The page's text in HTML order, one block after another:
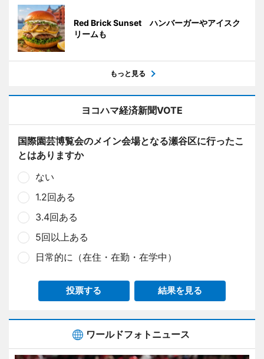
Red Brick Sunset ハンバーガーやアイスク
リームも
もっと見る
ヨコハマ経済新聞VOTE
国際園芸博覧会のメイン会場となる瀬谷区に行ったこ
とはありますか
ない
1.2回ある
3.4回ある
5回以上ある
日常的に（在住・在勤・在学中）
投票する 結果を見る
ワールドフォトニュース